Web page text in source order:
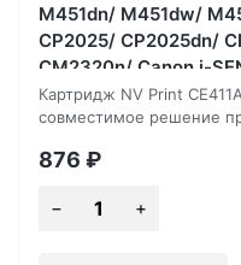
M451dn/ M451dw/
CP2025/ CP2025dn/
CM2320n/ Canon i-
7210Cdn/ 7660, 2800
Картридж NV Print
совместимое решение
876 ₽